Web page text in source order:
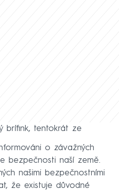
brífink, tentokrát ze
o závažných
bezpečnosti naší země.
našimi bezpečnostními
že existuje důvodné